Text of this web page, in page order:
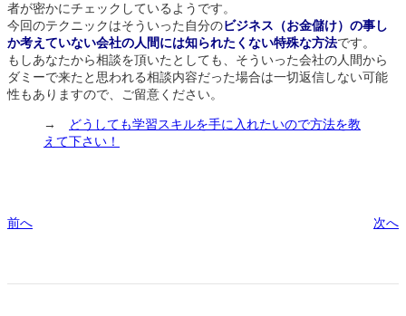
者が密かにチェックしているようです。
今回のテクニックはそういった自分のビジネス（お金儲け）の事し
か考えていない会社の人間には知られたくない特殊な方法です。
もしあなたから相談を頂いたとしても、そういった会社の人間から
ダミーで来たと思われる相談内容だった場合は一切返信しない可能
性もありますので、ご留意ください。
→
どうしても学習スキルを手に入れたいので方法を教
えて下さい！
前へ 次へ